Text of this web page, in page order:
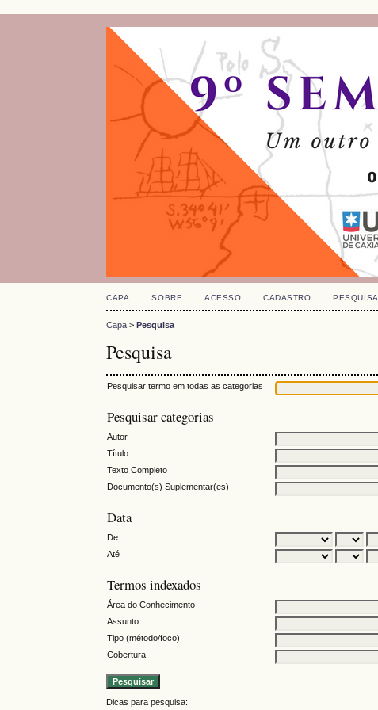
CAPA SOBRE ACESSO CADASTRO PESQUISA
Capa >Pesquisa
Pesquisa
Pesquisar termo em todas as categorias
Pesquisar categorias
Autor
Título
Texto Completo
Documento(s) Suplementar(es)
Data
De
Até
Termos indexados
Área do Conhecimento
Assunto
Tipo (método/foco)
Cobertura
Dicas para pesquisa: